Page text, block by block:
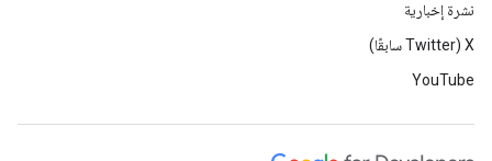
نشرة إخبارية
‫X ‏(Twitter سابقًا)
YouTube